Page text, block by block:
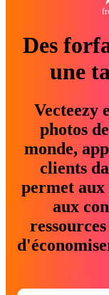
Des
une
Vecteezy
photos
monde,
clients
permet aux
aux